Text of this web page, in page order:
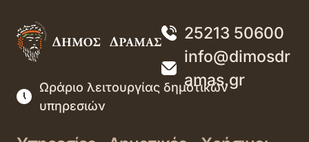
25213 50600
info@dimosdr
amas.gr
Ωράριο λειτουργίας δημοτικών
υπηρεσιών